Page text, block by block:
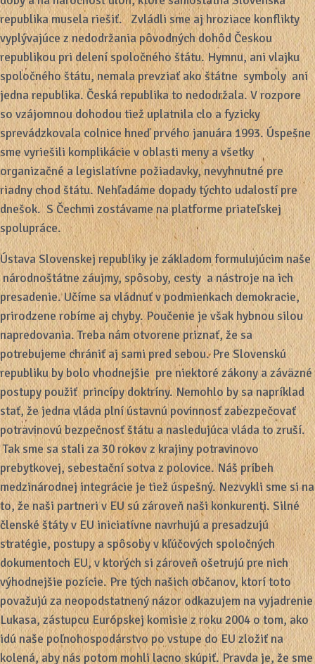
republika musela riešiť. Zvládli sme aj hroziace konflikty
vyplývajúce z nedodržania pôvodných dohôd Českou
republikou pri delení spoločného štátu. Hymnu, ani vlajku
spoločného štátu, nemala prevziať ako štátne symboly ani
jedna republika. Česká republika to nedodržala. V rozpore
so vzájomnou dohodou tiež uplatnila clo a fyzicky
sprevádzkovala colnice hneď prvého januára 1993. Úspešne
sme vyriešili komplikácie v oblasti meny a všetky
organizačné a legislatívne požiadavky, nevyhnutné pre
riadny chod štátu. Nehľadáme dopady týchto udalostí pre
dnešok. S Čechmi zostávame na platforme priateľskej
spolupráce.
Ústava Slovenskej republiky je základom formulujúcim naše
národnoštátne záujmy, spôsoby, cesty a nástroje na ich
presadenie. Učíme sa vládnuť v podmienkach demokracie,
prirodzene robíme aj chyby. Poučenie je však hybnou silou
napredovania. Treba nám otvorene priznať, že sa
potrebujeme chrániť aj sami pred sebou. Pre Slovenskú
republiku by bolo vhodnejšie pre niektoré zákony a záväzné
postupy použiť princípy doktríny. Nemohlo by sa napríklad
stať, že jedna vláda plní ústavnú povinnosť zabezpečovať
potravinovú bezpečnosť štátu a nasledujúca vláda to zruší.
Tak sme sa stali za 30 rokov z krajiny potravinovo
prebytkovej, sebestační sotva z polovice. Náš príbeh
medzinárodnej integrácie je tiež úspešný. Nezvykli sme si na
to, že naši partneri v EU sú zároveň naši konkurenti. Silné
členské štáty v EU iniciatívne navrhujú a presadzujú
stratégie, postupy a spôsoby v kľúčových spoločných
dokumentoch EU, v ktorých si zároveň ošetrujú pre nich
výhodnejšie pozície. Pre tých našich občanov, ktorí toto
považujú za neopodstatnený názor odkazujem na vyjadrenie
Lukasa, zástupcu Európskej komisie z roku 2004 o tom, ako
idú naše poľnohospodárstvo po vstupe do EU zložiť na
kolená, aby nás potom mohli lacno skúpiť. Pravda je, že sme